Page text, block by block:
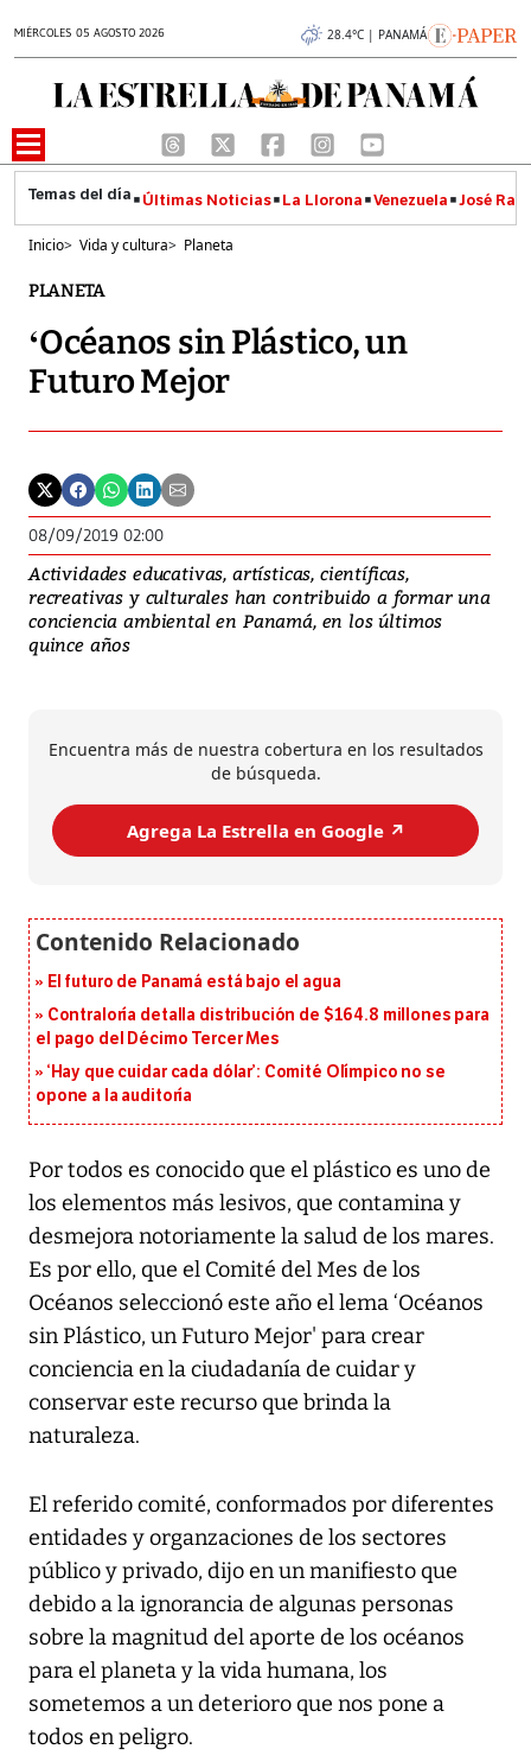
MIÉRCOLES 05 AGOSTO 2026 28.4°C | PANAMÁ
Últimas Noticias La Llorona Venezuela José
Inicio> Vida y cultura> Planeta
PLANETA
‘Océanos sin Plástico, un
Futuro Mejor
08/09/2019 02:00
Actividades educativas, artísticas, científicas,
recreativas y culturales han contribuido a formar una
conciencia ambiental en Panamá, en los últimos
quince años
Encuentra más de nuestra cobertura en los resultados
de búsqueda.
Agrega La Estrella en Google ↗️
El futuro de Panamá está bajo el agua
Contraloría detalla distribución de $164.8 millones para
el pago del Décimo Tercer Mes
‘Hay que cuidar cada dólar’: Comité Olímpico no se
opone a la auditoría
Por todos es conocido que el plástico es uno de
los elementos más lesivos, que contamina y
desmejora notoriamente la salud de los mares.
Es por ello, que el Comité del Mes de los
Océanos seleccionó este año el lema ‘Océanos
sin Plástico, un Futuro Mejor' para crear
conciencia en la ciudadanía de cuidar y
conservar este recurso que brinda la
naturaleza.
El referido comité, conformados por diferentes
entidades y organzaciones de los sectores
público y privado, dijo en un manifiesto que
debido a la ignorancia de algunas personas
sobre la magnitud del aporte de los océanos
para el planeta y la vida humana, los
sometemos a un deterioro que nos pone a
todos en peligro.